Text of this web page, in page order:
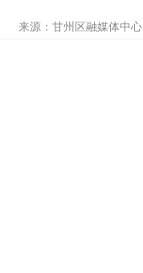
来源：甘州区融媒体中心